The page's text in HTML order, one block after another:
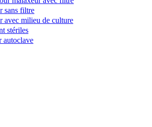
sans filtre
avec milieu de culture
stériles
autoclave